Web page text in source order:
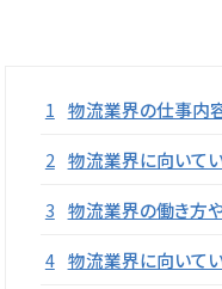
目次
1 物流業界の仕事内
2 物流業界に向いて
3 物流業界の働き方
4 物流業界に向いて